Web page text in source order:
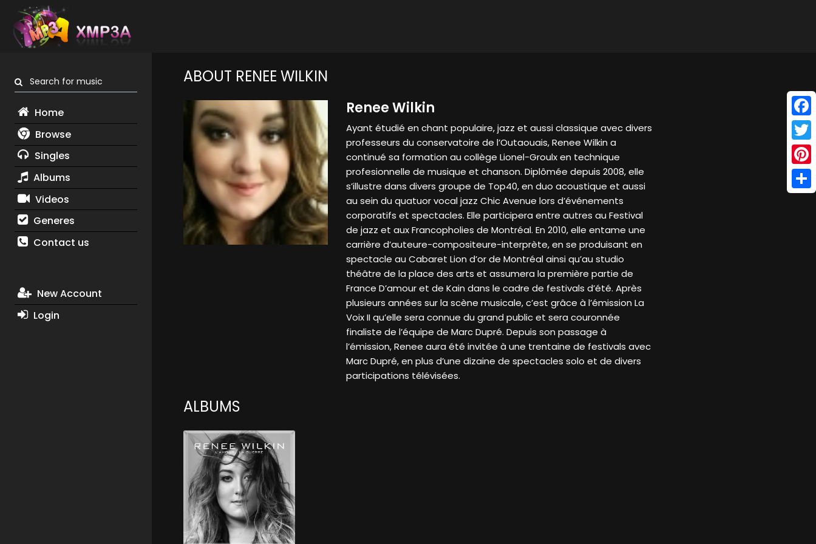
Search for music
Home
Browse
Singles
Albums
Videos
Generes
Contact us
New Account
Login
ABOUT RENEE WILKIN
Renee Wilkin
Ayant étudié en chant populaire, jazz et aussi classique avec divers
professeurs du conservatoire de l’Outaouais, Renee Wilkin a
continué sa formation au collège Lionel-Groulx en technique
profesionnelle de musique et chanson. Diplômée depuis 2008, elle
s’illustre dans divers groupe de Top40, en duo acoustique et aussi
au sein du quatuor vocal jazz Chic Avenue lors d’événements
corporatifs et spectacles. Elle participera entre autres au Festival
de jazz et aux Francopholies de Montréal. En 2010, elle entame une
carrière d’auteure-compositeure-interprète, en se produisant en
spectacle au Cabaret Lion d’or de Montréal ainsi qu’au studio
théâtre de la place des arts et assumera la première partie de
France D’amour et de Kain dans le cadre de festivals d’été. Après
plusieurs années sur la scène musicale, c’est grâce à l’émission La
Voix II qu’elle sera connue du grand public et sera couronnée
finaliste de l’équipe de Marc Dupré. Depuis son passage à
l’émission, Renee aura été invitée à une trentaine de festivals avec
Marc Dupré, en plus d’une dizaine de spectacles solo et de divers
participations télévisées.
ALBUMS